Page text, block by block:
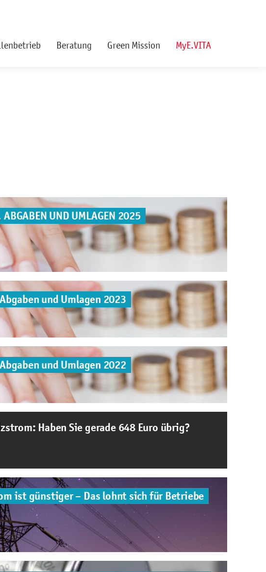
Beratung Green Mission MyE.VITA
ABGABEN UND UMLAGEN 2025
und Umlagen 2023
und Umlagen 2022
Haben Sie gerade 648 Euro übrig?
ist günstiger – Das lohnt sich für Betriebe